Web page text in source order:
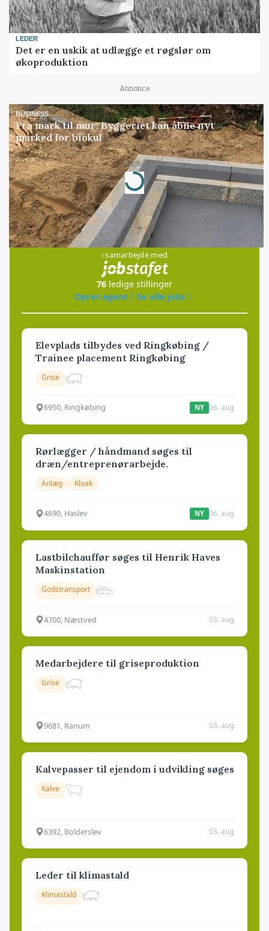
LEDER
Det er en uskik at udlægge et røgslør om
økoproduktion
Annonce
BUSINESS
Fra mark til mur: Byggeriet kan åbne nyt
marked for biokul
Annonce
Loading...
Jobs
i samarbejde med
76 ledige stillinger
Opret agent
Se alle jobs
Elevplads tilbydes ved Ringkøbing /
Trainee placement Ringkøbing
Grise
6950, Ringkøbing NY 06. aug.
Rørlægger / håndmand søges til
dræn/entreprenørarbejde.
Anlæg Kloak
4690, Haslev NY 06. aug.
Lastbilchauffør søges til Henrik Haves
Maskinstation
Godstransport
4700, Næstved 03. aug.
Medarbejdere til griseproduktion
Grise
9681, Ranum 03. aug.
Kalvepasser til ejendom i udvikling søges
Kalve
6392, Bolderslev 03. aug.
Leder til klimastald
Klimastald